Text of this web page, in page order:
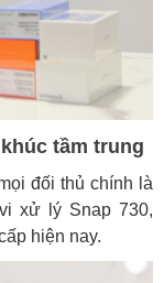
tầm trung
đối thủ chính là
xử lý Snap 730,
hiện nay.